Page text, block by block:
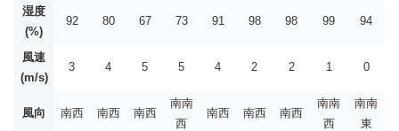
湿度
(%)
92 80 67 73 91 98 98 99 94
風速
(m/s)
3 4 5 5 4 2 2 1 0
風向 南西 南西 南西
南南
西
南西 南西 南西
南南
西
南南
東